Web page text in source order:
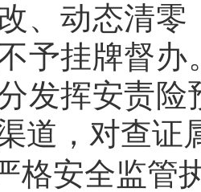
、动态清
予挂牌督
发挥安责
道，对查证
格安全监管